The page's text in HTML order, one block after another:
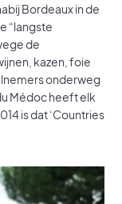
Bordeaux in de
“langste
de
kazen, foie
onderweg
Médoc heeft elk
is dat ‘Countries